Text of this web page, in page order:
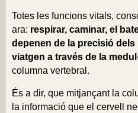
Totes les funcions vitals,
ara: respirar, caminar, el
depenen de la precisió
viatgen a través de la
columna vertebral.
És a dir, que mitjançant la
la informació que el cervell